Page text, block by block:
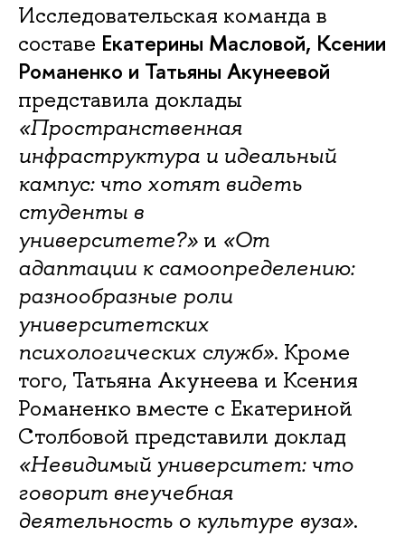
Исследовательская команда в
составе Екатерины Масловой, Ксении
Романенко и Татьяны Акунеевой
представила доклады
«Пространственная
инфраструктура и идеальный
кампус: что хотят видеть
студенты в
университете?» и «От
адаптации к самоопределению:
разнообразные роли
университетских
психологических служб». Кроме
того, Татьяна Акунеева и Ксения
Романенко вместе с Екатериной
Столбовой представили доклад
«Невидимый университет: что
говорит внеучебная
деятельность о культуре вуза».